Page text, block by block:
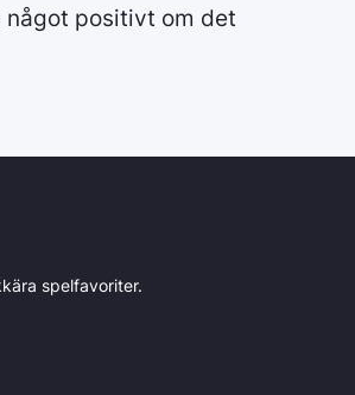
något positivt om det
spelfavoriter.